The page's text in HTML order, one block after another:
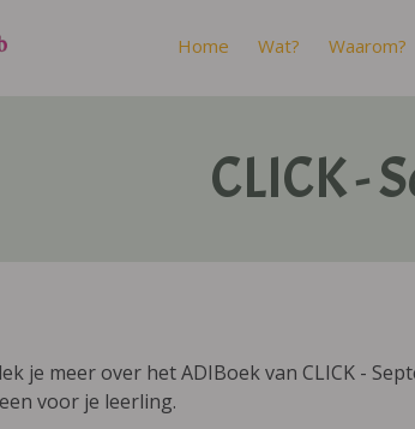
Home Wat? Waarom?
CLICK -
je meer over het ADIBoek van CLICK -
voor je leerling.